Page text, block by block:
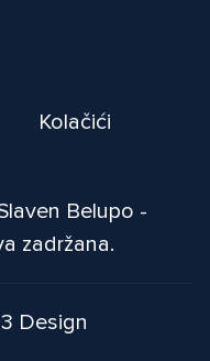
Kolačići
Belupo -
zadržana.
Design